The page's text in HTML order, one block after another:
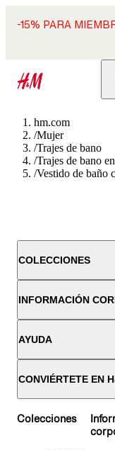
-15% PARA
hm.com
/Mujer
/Trajes de bano
/Trajes de bano
/Vestido de baño
COLECCIONES
INFORMACIÓN
AYUDA
CONVIÉRTETE EN
Colecciones